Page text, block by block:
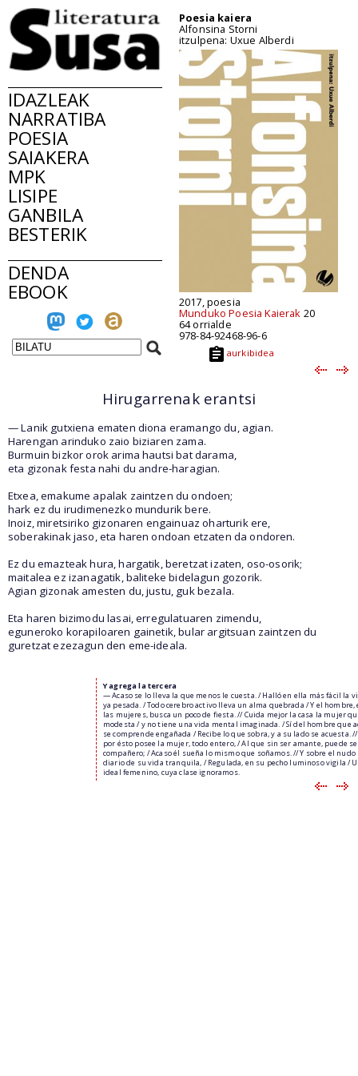
IDAZLEAK
NARRATIBA
POESIA
SAIAKERA
MPK
LISIPE
GANBILA
BESTERIK
DENDA
EBOOK
Poesia kaiera
Alfonsina Storni
itzulpena: Uxue Alberdi
2017, poesia
Munduko Poesia Kaierak 20
64 orrialde
978-84-92468-96-6
aurkibidea
Hirugarrenak erantsi
— Lanik gutxiena ematen diona eramango du, agian.
Harengan arinduko zaio biziaren zama.
Burmuin bizkor orok arima hautsi bat darama,
eta gizonak festa nahi du andre-haragian.
Etxea, emakume apalak zaintzen du ondoen;
hark ez du irudimenezko mundurik bere.
Inoiz, miretsiriko gizonaren engainuaz oharturik ere,
soberakinak jaso, eta haren ondoan etzaten da ondoren.
Ez du emazteak hura, hargatik, beretzat izaten, oso-osorik;
maitalea ez izanagatik, baliteke bidelagun gozorik.
Agian gizonak amesten du, justu, guk bezala.
Eta haren bizimodu lasai, erregulatuaren zimendu,
eguneroko korapiloaren gainetik, bular argitsuan zaintzen du
guretzat ezezagun den eme-ideala.
Y agrega la tercera
— Acaso se lo lleva la que menos le cuesta. / Halló en ella más fácil la
ya pesada. / Todo cerebro activo lleva un alma quebrada / Y el hombre,
las mujeres, busca un poco de fiesta. // Cuida mejor la casa la mujer
modesta / y no tiene una vida mental imaginada. / Sí del hombre que
se comprende engañada / Recibe lo que sobra, y a su lado se acuesta.
por ésto posee la mujer, todo entero, / Al que sin ser amante, puede
compañero; / Acaso él sueña lo mismo que soñamos. // Y sobre el nudo
diario de su vida tranquila, / Regulada, en su pecho luminoso vigila /
ideal femenino, cuya clase ignoramos.